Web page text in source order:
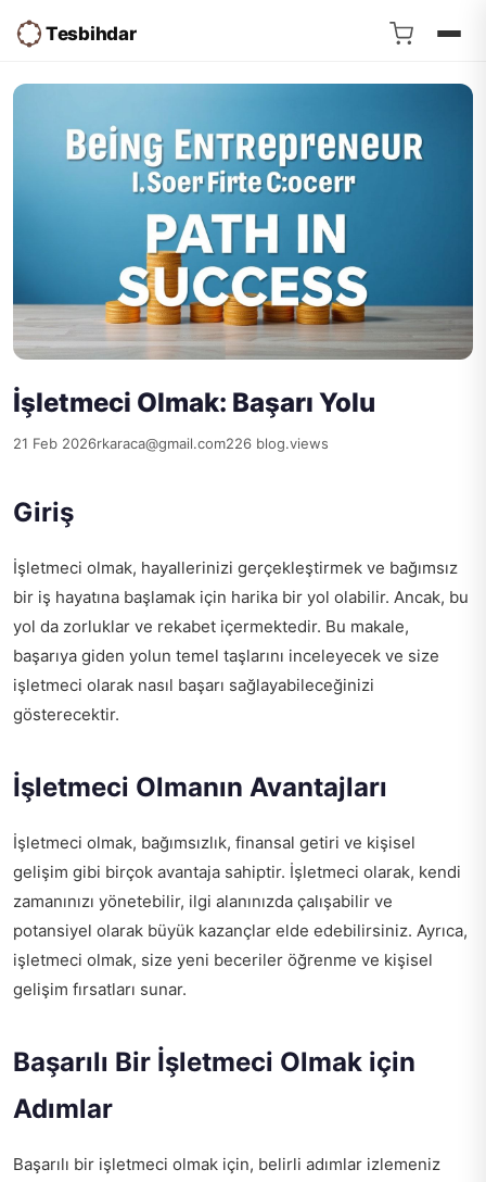
Tesbihdar
İşletmeci Olmak: Başarı Yolu
21 Feb 2026rkaraca@gmail.com226 blog.views
Giriş
İşletmeci olmak, hayallerinizi gerçekleştirmek ve bağımsız
bir iş hayatına başlamak için harika bir yol olabilir. Ancak, bu
yol da zorluklar ve rekabet içermektedir. Bu makale,
başarıya giden yolun temel taşlarını inceleyecek ve size
işletmeci olarak nasıl başarı sağlayabileceğinizi
gösterecektir.
İşletmeci Olmanın Avantajları
İşletmeci olmak, bağımsızlık, finansal getiri ve kişisel
gelişim gibi birçok avantaja sahiptir. İşletmeci olarak, kendi
zamanınızı yönetebilir, ilgi alanınızda çalışabilir ve
potansiyel olarak büyük kazançlar elde edebilirsiniz. Ayrıca,
işletmeci olmak, size yeni beceriler öğrenme ve kişisel
gelişim fırsatları sunar.
Başarılı Bir İşletmeci Olmak için
Adımlar
Başarılı bir işletmeci olmak için, belirli adımlar izlemeniz